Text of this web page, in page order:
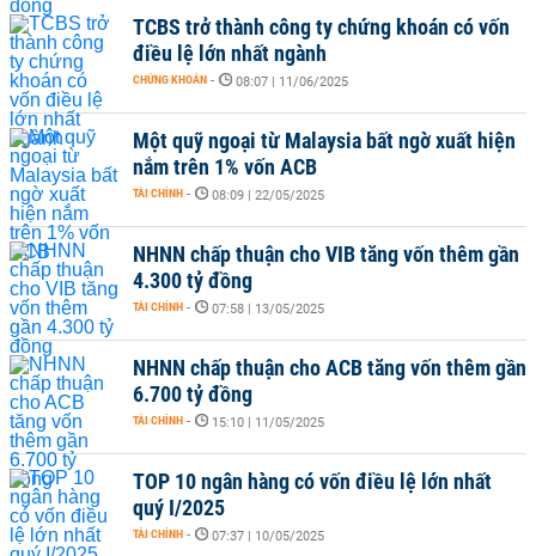
TCBS trở thành công ty chứng khoán có vốn
điều lệ lớn nhất ngành
CHỨNG KHOÁN - 08:07 | 11/06/2025
Một quỹ ngoại từ Malaysia bất ngờ xuất hiện
nắm trên 1% vốn ACB
TÀI CHÍNH - 08:09 | 22/05/2025
NHNN chấp thuận cho VIB tăng vốn thêm gần
4.300 tỷ đồng
TÀI CHÍNH - 07:58 | 13/05/2025
NHNN chấp thuận cho ACB tăng vốn thêm gần
6.700 tỷ đồng
TÀI CHÍNH - 15:10 | 11/05/2025
TOP 10 ngân hàng có vốn điều lệ lớn nhất
quý I/2025
TÀI CHÍNH - 07:37 | 10/05/2025